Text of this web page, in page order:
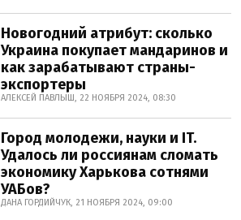
Новогодний атрибут: сколько
Украина покупает мандаринов и
как зарабатывают страны-
экспортеры
АЛЕКСЕЙ ПАВЛЫШ, 22 НОЯБРЯ 2024, 08:30
Город молодежи, науки и IT.
Удалось ли россиянам сломать
экономику Харькова сотнями
УАБов?
ДАНА ГОРДИЙЧУК, 21 НОЯБРЯ 2024, 09:00